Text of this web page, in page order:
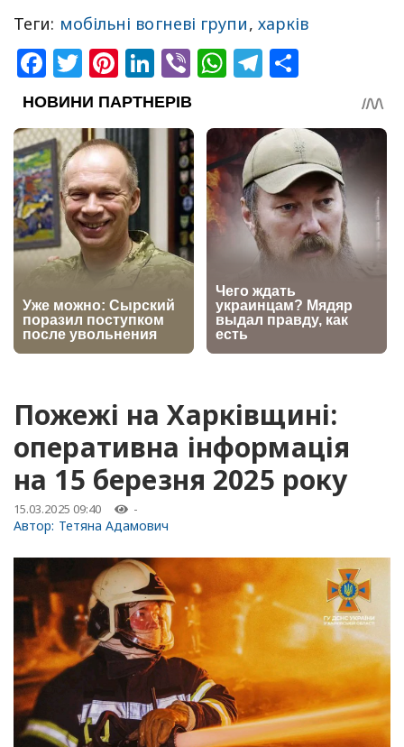
Теги: мобільні вогневі групи, харків
Facebook
Twitter
Pinterest
LinkedIn
ViberWhatsApp
Telegram
Пожежі на Харківщині:
оперативна інформація
на 15 березня 2025 року
15.03.2025 09:40 -
Автор: Тетяна Адамович